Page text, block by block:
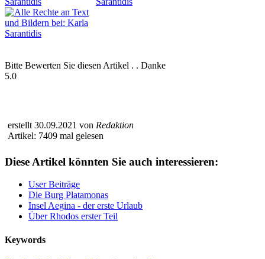
Bitte Bewerten Sie diesen Artikel . . Danke
5.0
erstellt 30.09.2021 von Redaktion
Artikel: 7409 mal gelesen
Diese Artikel könnten Sie auch interessieren:
User Beiträge
Die Burg Platamonas
Insel Aegina - der erste Urlaub
Über Rhodos erster Teil
Keywords